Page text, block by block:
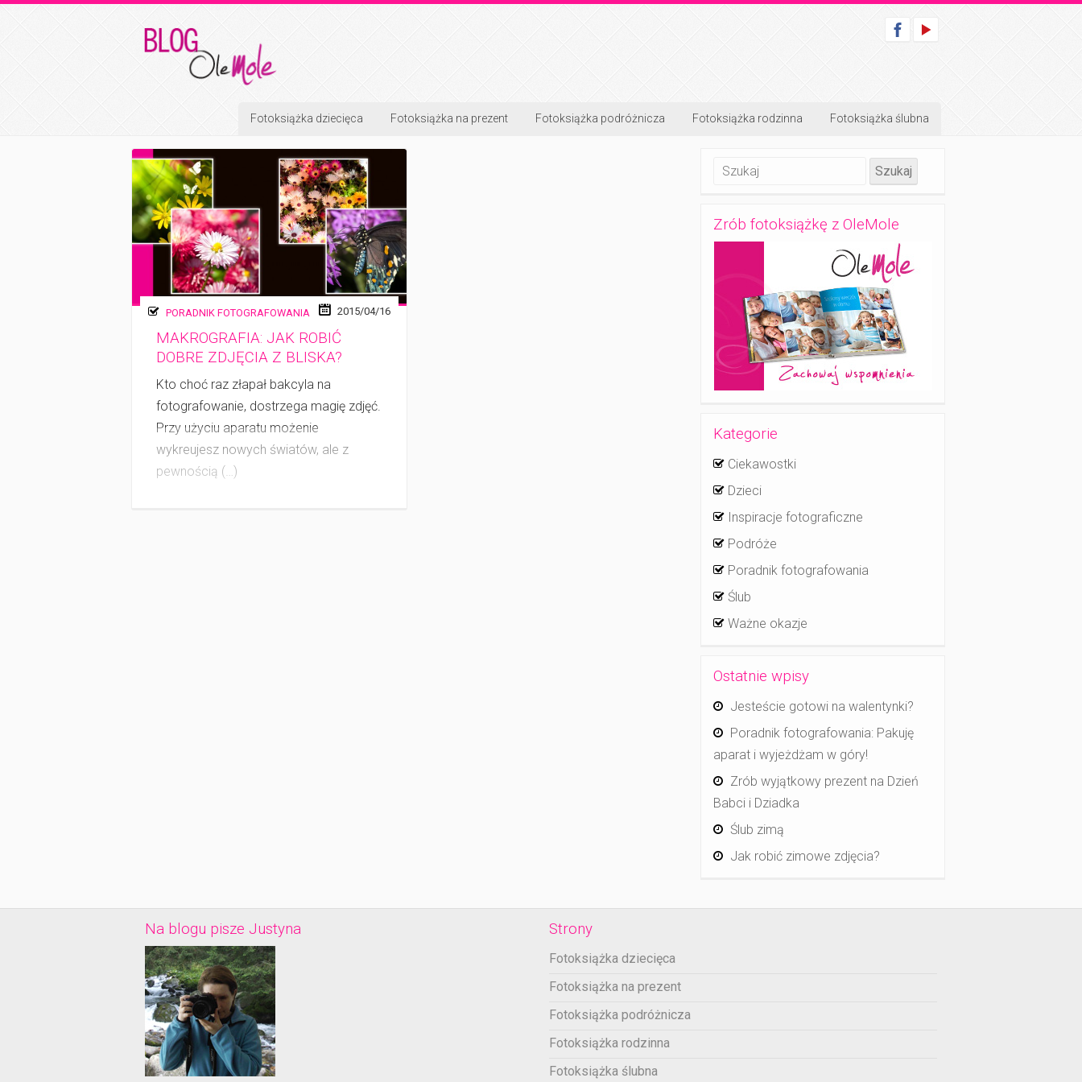
Fotoksiążka dziecięca Fotoksiążka na prezent Fotoksiążka podróżnicza Fotoksiążka rodzinna Fotoksiążka ślubna
PORADNIK FOTOGRAFOWANIA 2015/04/16
MAKROGRAFIA: JAK ROBIĆ
DOBRE ZDJĘCIA Z BLISKA?
Kto choć raz złapał bakcyla na
fotografowanie, dostrzega magię zdjęć.
Przy użyciu aparatu możenie
wykreujesz nowych światów, ale z
pewnością (…)
Zrób fotoksiążkę z OleMole
Kategorie
Ciekawostki
Dzieci
Inspiracje fotograficzne
Podróże
Poradnik fotografowania
Ślub
Ważne okazje
Ostatnie wpisy
Jesteście gotowi na walentynki?
Poradnik fotografowania: Pakuję
aparat i wyjeżdżam w góry!
Zrób wyjątkowy prezent na Dzień
Babci i Dziadka
Ślub zimą
Jak robić zimowe zdjęcia?
Na blogu pisze Justyna Strony
Fotoksiążka dziecięca
Fotoksiążka na prezent
Fotoksiążka podróżnicza
Fotoksiążka rodzinna
Fotoksiążka ślubna